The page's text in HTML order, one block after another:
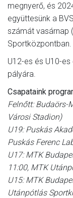
megnyerő, és
együttesünk a
számát vasárnap
Sportközpontban.
U12-es és U10-
pályára.
Csapataink
Felnőtt: Budaörs-
Városi Stadion)
U19: Puskás
Puskás Ferenc
U17: MTK
11:00, MTK
U15: MTK
Utánpótlás